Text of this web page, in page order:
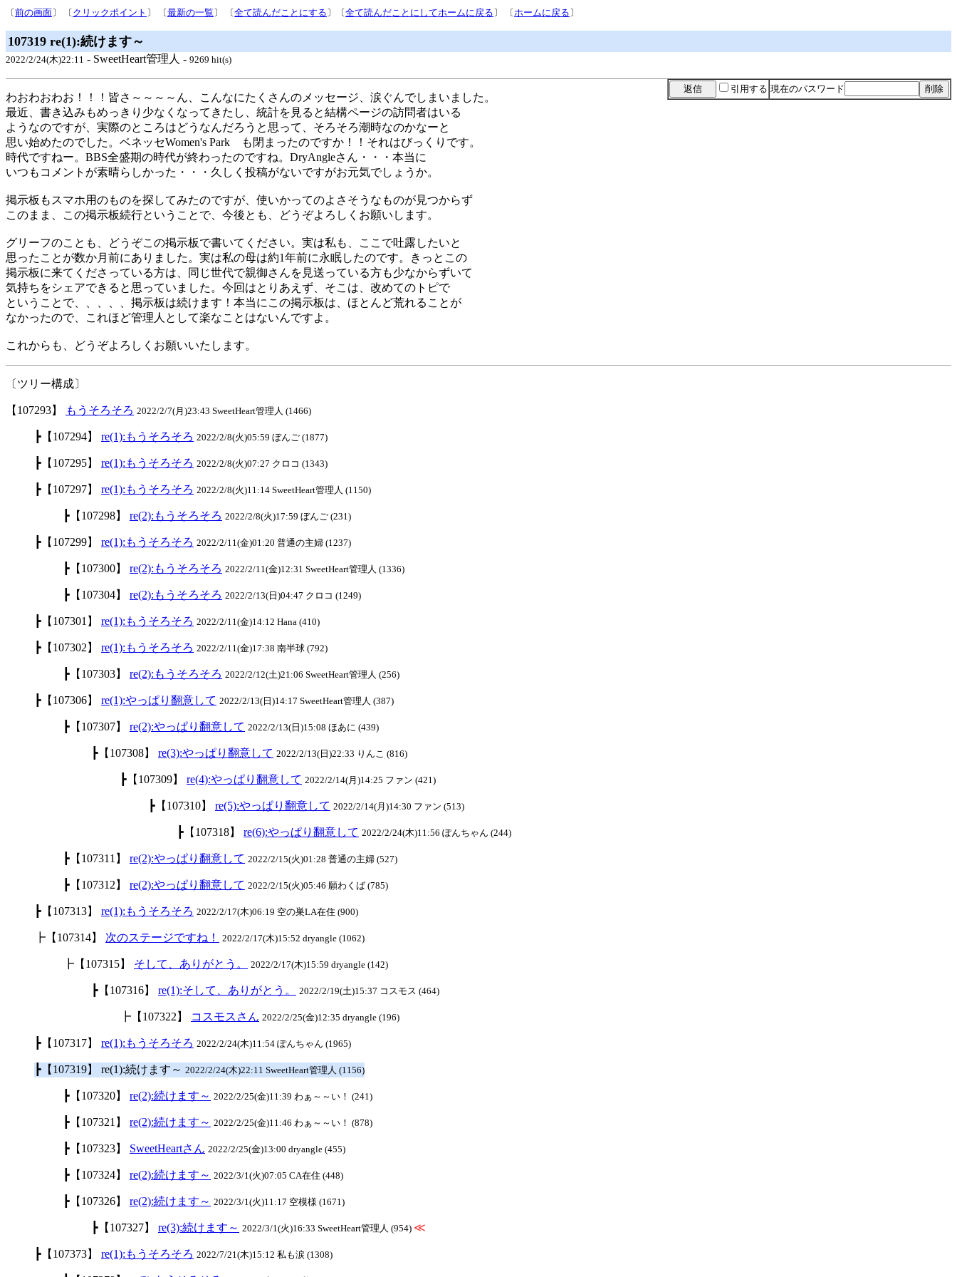
〔前の画面〕 〔 クリックポイント 〕 〔最新の一覧 〕 〔全て読んだことにする 〕〔全て読んだことにしてホームに戻る 〕 〔ホームに戻る 〕
107319 re(1):続けます～
2022/2/24(木)22:11 - SweetHeart管理人 - 9269 hit(s)
引用する 現在のパスワード
わおわおわお！！！皆さ～～～～ん、こんなにたくさんのメッセージ、涙ぐんでしまいました。
最近、書き込みもめっきり少なくなってきたし、統計を見ると結構ページの訪問者はいる
ようなのですが、実際のところはどうなんだろうと思って、そろそろ潮時なのかなーと
思い始めたのでした。ベネッセWomen's Park も閉まったのですか！！それはびっくりです。
時代ですねー。BBS全盛期の時代が終わったのですね。DryAngleさん・・・本当に
いつもコメントが素晴らしかった・・・久しく投稿がないですがお元気でしょうか。
掲示板もスマホ用のものを探してみたのですが、使いかってのよさそうなものが見つからず
このまま、この掲示板続行ということで、今後とも、どうぞよろしくお願いします。
グリーフのことも、どうぞこの掲示板で書いてください。実は私も、ここで吐露したいと
思ったことが数か月前にありました。実は私の母は約1年前に永眠したのです。きっとこの
掲示板に来てくださっている方は、同じ世代で親御さんを見送っている方も少なからずいて
気持ちをシェアできると思っていました。今回はとりあえず、そこは、改めてのトピで
ということで、、、、、掲示板は続けます！本当にこの掲示板は、ほとんど荒れることが
なかったので、これほど管理人として楽なことはないんですよ。
これからも、どうぞよろしくお願いいたします。
〔ツリー構成〕
【107293】 もうそろそろ 2022/2/7(月)23:43 SweetHeart管理人 (1466)
┣【107294】 re(1):もうそろそろ 2022/2/8(火)05:59 ぼんご (1877)
┣【107295】 re(1):もうそろそろ 2022/2/8(火)07:27 クロコ (1343)
┣【107297】 re(1):もうそろそろ 2022/2/8(火)11:14 SweetHeart管理人 (1150)
┣【107298】 re(2):もうそろそろ 2022/2/8(火)17:59 ぼんご (231)
┣【107299】 re(1):もうそろそろ 2022/2/11(金)01:20 普通の主婦 (1237)
┣【107300】 re(2):もうそろそろ 2022/2/11(金)12:31 SweetHeart管理人 (1336)
┣【107304】 re(2):もうそろそろ 2022/2/13(日)04:47 クロコ (1249)
┣【107301】 re(1):もうそろそろ 2022/2/11(金)14:12 Hana (410)
┣【107302】 re(1):もうそろそろ 2022/2/11(金)17:38 南半球 (792)
┣【107303】 re(2):もうそろそろ 2022/2/12(土)21:06 SweetHeart管理人 (256)
┣【107306】 re(1):やっぱり翻意して 2022/2/13(日)14:17 SweetHeart管理人 (387)
┣【107307】 re(2):やっぱり翻意して 2022/2/13(日)15:08 ほあに (439)
┣【107308】 re(3):やっぱり翻意して 2022/2/13(日)22:33 りんこ (816)
┣【107309】 re(4):やっぱり翻意して 2022/2/14(月)14:25 ファン (421)
┣【107310】 re(5):やっぱり翻意して 2022/2/14(月)14:30 ファン (513)
┣【107318】 re(6):やっぱり翻意して 2022/2/24(木)11:56 ぽんちゃん (244)
┣【107311】 re(2):やっぱり翻意して 2022/2/15(火)01:28 普通の主婦 (527)
┣【107312】 re(2):やっぱり翻意して 2022/2/15(火)05:46 願わくば (785)
┣【107313】 re(1):もうそろそろ 2022/2/17(木)06:19 空の巣LA在住 (900)
┣【107314】 次のステージですね！ 2022/2/17(木)15:52 dryangle (1062)
┣【107315】 そして、ありがとう。 2022/2/17(木)15:59 dryangle (142)
┣【107316】 re(1):そして、ありがとう。 2022/2/19(土)15:37 コスモス (464)
┣【107322】 コスモスさん 2022/2/25(金)12:35 dryangle (196)
┣【107317】 re(1):もうそろそろ 2022/2/24(木)11:54 ぽんちゃん (1965)
┣【107319】 re(1):続けます～ 2022/2/24(木)22:11 SweetHeart管理人 (1156)
┣【107320】 re(2):続けます～ 2022/2/25(金)11:39 わぁ～～い！ (241)
┣【107321】 re(2):続けます～ 2022/2/25(金)11:46 わぁ～～い！ (878)
┣【107323】 SweetHeartさん 2022/2/25(金)13:00 dryangle (455)
┣【107324】 re(2):続けます～ 2022/3/1(火)07:05 CA在住 (448)
┣【107326】 re(2):続けます～ 2022/3/1(火)11:17 空模様 (1671)
┣【107327】 re(3):続けます～ 2022/3/1(火)16:33 SweetHeart管理人 (954) ≪
┣【107373】 re(1):もうそろそろ 2022/7/21(木)15:12 私も涙 (1308)